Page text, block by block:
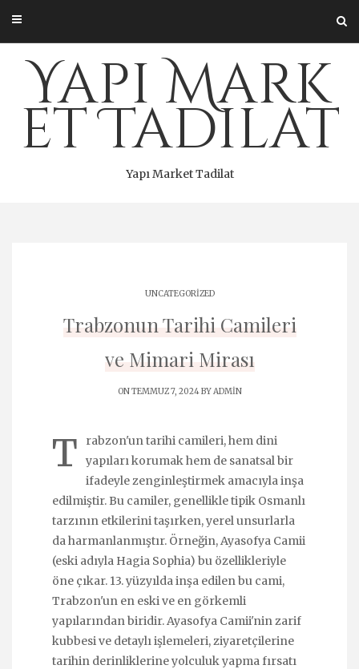
content
Yapı Mark
et Tadilat
Yapı Market Tadilat
UNCATEGORIZED
Trabzonun Tarihi Camileri
ve Mimari Mirası
ON TEMMUZ 7, 2024 BYADMIN
T
rabzon'un tarihi camileri, hem dini
yapıları korumak hem de sanatsal bir
ifadeyle zenginleştirmek amacıyla inşa
edilmiştir. Bu camiler, genellikle tipik Osmanlı
tarzının etkilerini taşırken, yerel unsurlarla
da harmanlanmıştır. Örneğin, Ayasofya Camii
(eski adıyla Hagia Sophia) bu özellikleriyle
öne çıkar. 13. yüzyılda inşa edilen bu cami,
Trabzon'un en eski ve en görkemli
yapılarından biridir. Ayasofya Camii'nin zarif
kubbesi ve detaylı işlemeleri, ziyaretçilerine
tarihin derinliklerine yolculuk yapma fırsatı